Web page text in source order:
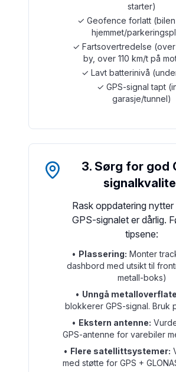
starter)
✓ Geofence forlatt
hjemmet/
✓ Fartsovertredelse
by, over 110 km/t på
✓ Lavt batterinivå
✓ GPS-signal tapt
garasje/tunnel)
3. Sørg for god
Rask oppdatering nytter
GPS-signalet er dårlig.
tipsene:
• Plassering: Monter
dashbord med utsikt til
metall-boks)
• Unngå
blokkerer GPS-signal. Bruk
• Ekstern antenne:
GPS-antenne for varebiler
• Flere satellittsystemer:
med støtte for GPS +